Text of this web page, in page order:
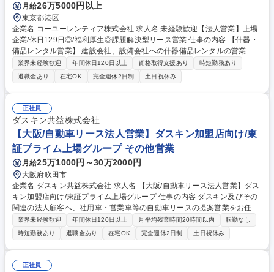
月給26万5000円以上
東京都港区
企業名 コーユーレンティア株式会社 求人名 未経験歓迎【法人営業】上場
企業/休日129日◎/福利厚生◎課題解決型リース営業 仕事の内容 【什器・
備品レンタル営業】 建設会社、設備会社への什器備品レンタルの営業 大
手建設会社や設備会社の建設現場仮設事務所に対する提案営業を担当して
いただきます。 什器備品・ICT商材などのレンタル提案に加え、顧客の課
題やニーズを把握し、業務効率化やコスト削減につながるソリューション
を提案します。 募集職種 未経験歓迎【法人営業】上場企業/休日129日◎/
福利厚生◎課題解決型リース営業
業界未経験歓迎 年間休日120日以上 資格取得支援あり
時短勤務あり
退職金あり
在宅OK 完全週休2日制 土日祝休み
正社員
ダスキン共益株式会社
【大阪/自動車リース法人営業】ダスキン加盟店向け/東
証プライム上場グループ その他営業
月給25万1000円～30万2000円
大阪府吹田市
企業名 ダスキン共益株式会社 求人名 【大阪/自動車リース法人営業】ダス
キン加盟店向け/東証プライム上場グループ 仕事の内容 ダスキン及びその
関連の法人顧客へ、社用車・営業車等の自動車リースの提案営業をお任せ
します。既存顧客のフォローから新規提案、各種契約手続きやアフターフ
ォローまで、幅広くご担当していただきます。 【具体的には】・ダスキン
グループや加盟店への自動車リース提案 ・既存顧客のフォローおよび入替
提案 ・新規法人顧客への提案営業 ・販売店担当者との同行商談 ・見積作
成、契約手続き、アフターフォロー ※入社後は丁寧なOJTがあり、段階的
業界未経験歓迎 年間休日120日以上 月平均残業時間20時間以内
転勤なし
時短勤務あり
退職金あり 在宅OK 完全週休2日制 土日祝休み
正社員